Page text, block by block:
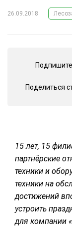
ЛОГИСТИКА
КОМПЛЕКСНАЯ
СОРТИРОВКА
СУШКА
МЕБЕЛЬНОЕ
26.09.2018
15 лет, 15
партнёрские
техники и
техники на
достижений
устроить
для компании
Поделиться